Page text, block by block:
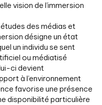
vision de l’immersion
des médias et
désigne un état
un individu se sent
ou médiatisé
ci devient
à l’environnement
favorise une présence
disponibilité particulière